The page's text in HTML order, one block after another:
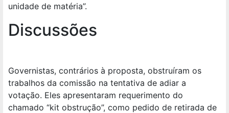
unidade de matéria”.
Discussões
Governistas, contrários à proposta, obstruíram os
trabalhos da comissão na tentativa de adiar a
votação. Eles apresentaram requerimento do
chamado “kit obstrução”, como pedido de retirada de